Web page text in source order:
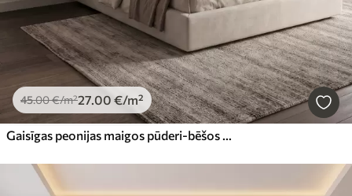
45.00€/m²27 .00 €/m²